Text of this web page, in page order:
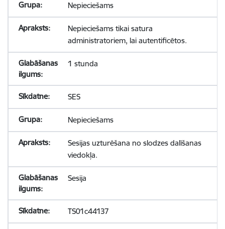
Nepieciešams
Nepieciešams tikai satura
administratoriem, lai autentificētos.
1 stunda
SES
Nepieciešams
Sesijas uzturēšana no slodzes dalīšanas
viedokļa.
Sesija
TS01c44137